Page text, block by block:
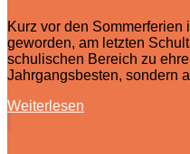
Kurz vor den Sommerferien
geworden, am letzten
schulischen Bereich zu
Jahrgangsbesten, sondern
Weiterlesen